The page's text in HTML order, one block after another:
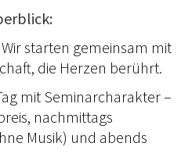
starten gemeinsam mit
die Herzen berührt.
mit Seminarcharakter –
nachmittags
Musik) und abends